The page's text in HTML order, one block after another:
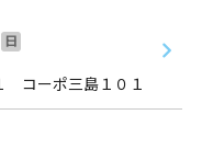
日
コーポ三島１０１